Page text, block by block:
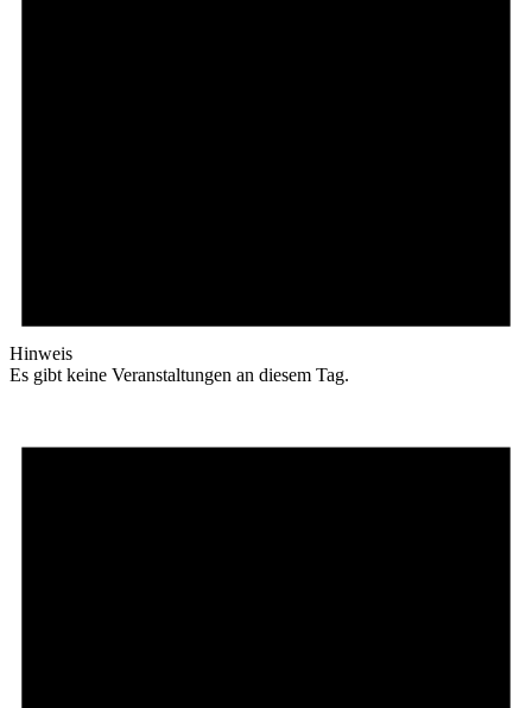
Hinweis
Es gibt keine Veranstaltungen an diesem Tag.